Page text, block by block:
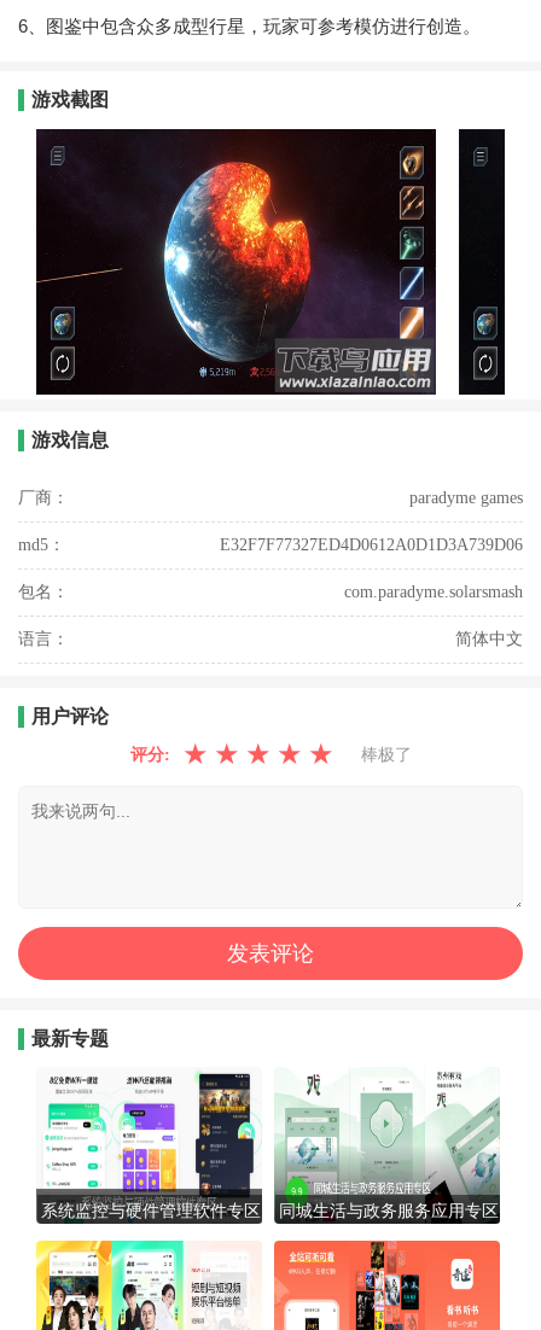
6、图鉴中包含众多成型行星，玩家可参考模仿进行创造。
游戏截图
游戏信息
厂商： paradyme games
md5： E32F7F77327ED4D0612A0D1D3A739D06
包名： com.paradyme.solarsmash
语言： 简体中文
用户评论
评分: ★ ★ ★ ★ ★ 棒极了
最新专题
系统监控与硬件管理软件专区 同城生活与政务服务应用专区